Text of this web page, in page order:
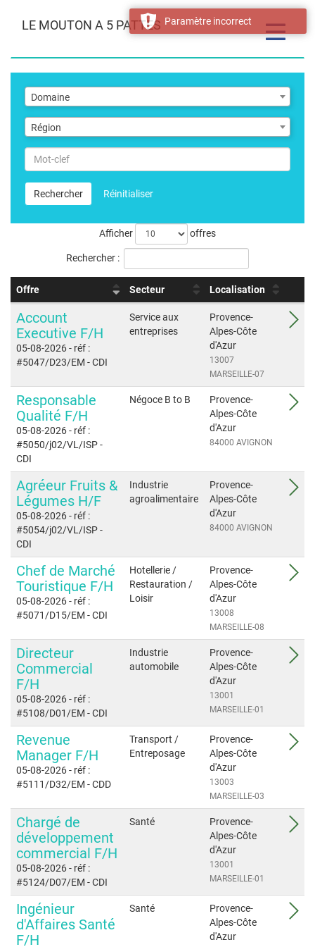
Toggle
LE MOUTON A 5 PATTES
Domaine
Domaine
Région
Région
Mot-
clef
Rechercher Réinitialiser
Afficher offres
Rechercher :
Offre Secteur Localisation
Account
Executive F/H
05-08-2026- réf :
#5047/D23/EM - CDI
Service aux
entreprises
Provence-
Alpes-Côte
d'Azur
13007
MARSEILLE-07
Responsable
Qualité F/H
05-08-2026- réf :
#5050/j02/VL/ISP-
CDI
Négoce B to B
Provence-
Alpes-Côte
d'Azur
84000 AVIGNON
Agréeur Fruits &
Légumes H/F
05-08-2026- réf :
#5054/j02/VL/ISP-
CDI
Industrie
agroalimentaire
Provence-
Alpes-Côte
d'Azur
84000 AVIGNON
Chef de Marché
Touristique F/H
05-08-2026- réf :
#5071/D15/EM - CDI
Hotellerie /
Restauration /
Loisir
Provence-
Alpes-Côte
d'Azur
13008
MARSEILLE-08
Directeur
Commercial
F/H
05-08-2026- réf :
#5108/D01/EM - CDI
Industrie
automobile
Provence-
Alpes-Côte
d'Azur
13001
MARSEILLE-01
Revenue
Manager F/H
05-08-2026- réf :
#5111/D32/EM - CDD
Transport /
Entreposage
Provence-
Alpes-Côte
d'Azur
13003
MARSEILLE-03
Chargé de
développement
commercial F/H
05-08-2026- réf :
#5124/D07/EM - CDI
Santé
Provence-
Alpes-Côte
d'Azur
13001
MARSEILLE-01
Ingénieur
d'Affaires Santé
F/H
Santé
Provence-
Alpes-Côte
d'Azur
Paramètre incorrect